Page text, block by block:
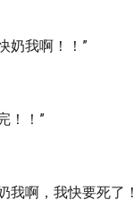
奶我啊！！”
！！”
我啊，我快要死了